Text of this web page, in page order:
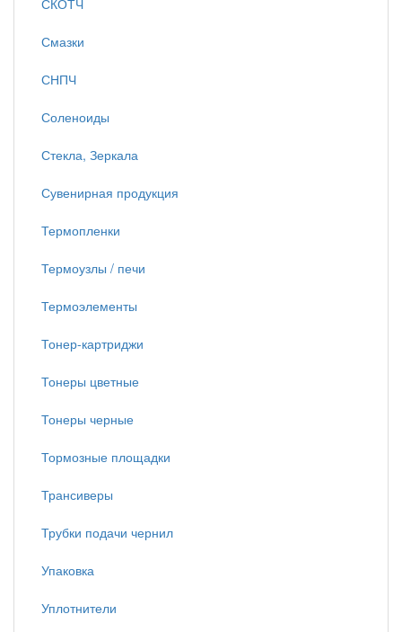
СКОТЧ
Смазки
СНПЧ
Соленоиды
Стекла, Зеркала
Сувенирная продукция
Термопленки
Термоузлы / печи
Термоэлементы
Тонер-картриджи
Тонеры цветные
Тонеры черные
Тормозные площадки
Трансиверы
Трубки подачи чернил
Упаковка
Уплотнители